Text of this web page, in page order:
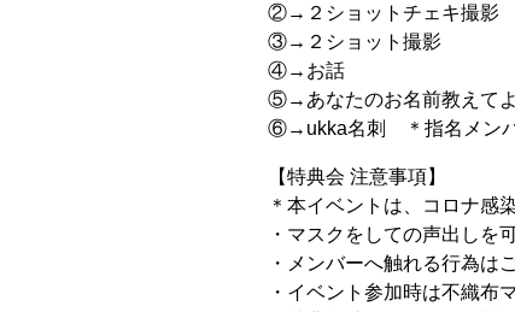
②→２ショットチェキ撮影
③→２ショット撮影
④→お話
⑤→あなたのお名前教えて
⑥→ukka名刺 ＊指名メンバ
【特典会 注意事項】
＊本イベントは、コロナ感
・マスクをしての声出しを
・メンバーへ触れる行為は
・イベント参加時は不織布